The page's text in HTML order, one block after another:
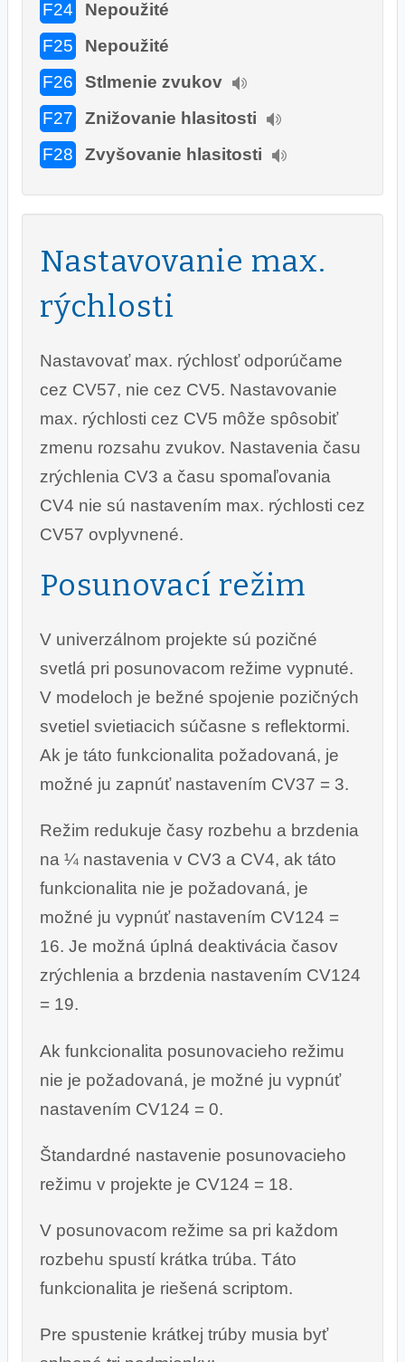
F24
Nepoužité
F25
Nepoužité
F26
Stlmenie zvukov
F27
Znižovanie hlasitosti
F28
Zvyšovanie hlasitosti
Nastavovanie max.
rýchlosti
Nastavovať max. rýchlosť odporúčame
cez CV57, nie cez CV5. Nastavovanie
max. rýchlosti cez CV5 môže spôsobiť
zmenu rozsahu zvukov. Nastavenia času
zrýchlenia CV3 a času spomaľovania
CV4 nie sú nastavením max. rýchlosti cez
CV57 ovplyvnené.
Posunovací režim
V univerzálnom projekte sú pozičné
svetlá pri posunovacom režime vypnuté.
V modeloch je bežné spojenie pozičných
svetiel svietiacich súčasne s reflektormi.
Ak je táto funkcionalita požadovaná, je
možné ju zapnúť nastavením CV37 = 3.
Režim redukuje časy rozbehu a brzdenia
na ¼ nastavenia v CV3 a CV4, ak táto
funkcionalita nie je požadovaná, je
možné ju vypnúť nastavením CV124 =
16. Je možná úplná deaktivácia časov
zrýchlenia a brzdenia nastavením CV124
= 19.
Ak funkcionalita posunovacieho režimu
nie je požadovaná, je možné ju vypnúť
nastavením CV124 = 0.
Štandardné nastavenie posunovacieho
režimu v projekte je CV124 = 18.
V posunovacom režime sa pri každom
rozbehu spustí krátka trúba. Táto
funkcionalita je riešená scriptom.
Pre spustenie krátkej trúby musia byť